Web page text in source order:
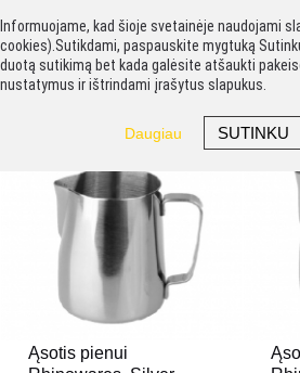
Ąsotis pienui
Informuojame, kad šioje svetainėje naudojami
cookies).Sutikdami, paspauskite mygtuką
duotą sutikimą bet kada galėsite atšaukti
nustatymus ir ištrindami įrašytus slapukus.
Daugiau SUTINKU